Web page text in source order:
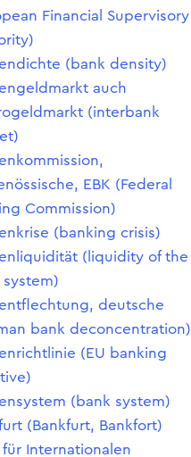
Financial Supervisory
(bank density)
auch
(interbank
EBK (Federal
Commission)
(banking crisis)
(liquidity of the
system)
deutsche
bank deconcentration)
(EU banking
(bank system)
(Bankfurt, Bankfort)
für Internationalen